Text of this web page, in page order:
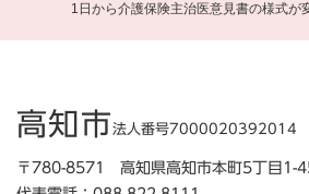
1日から介護保険主治医意見書の様式が
高知市法人番号7000020392014
〒780-8571 高知県高知市本町5丁目1-